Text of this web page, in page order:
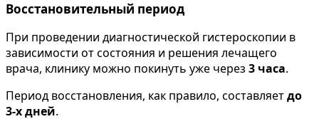
Восстановительный период
При проведении диагностической гистероскопии в
зависимости от состояния и решения лечащего
врача, клинику можно покинуть уже через 3 часа.
Период восстановления, как правило, составляетдо
3-х дней.